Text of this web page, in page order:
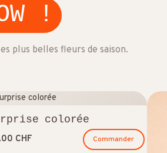
!
plus belles fleurs de saison.
colorée
CHF Commander